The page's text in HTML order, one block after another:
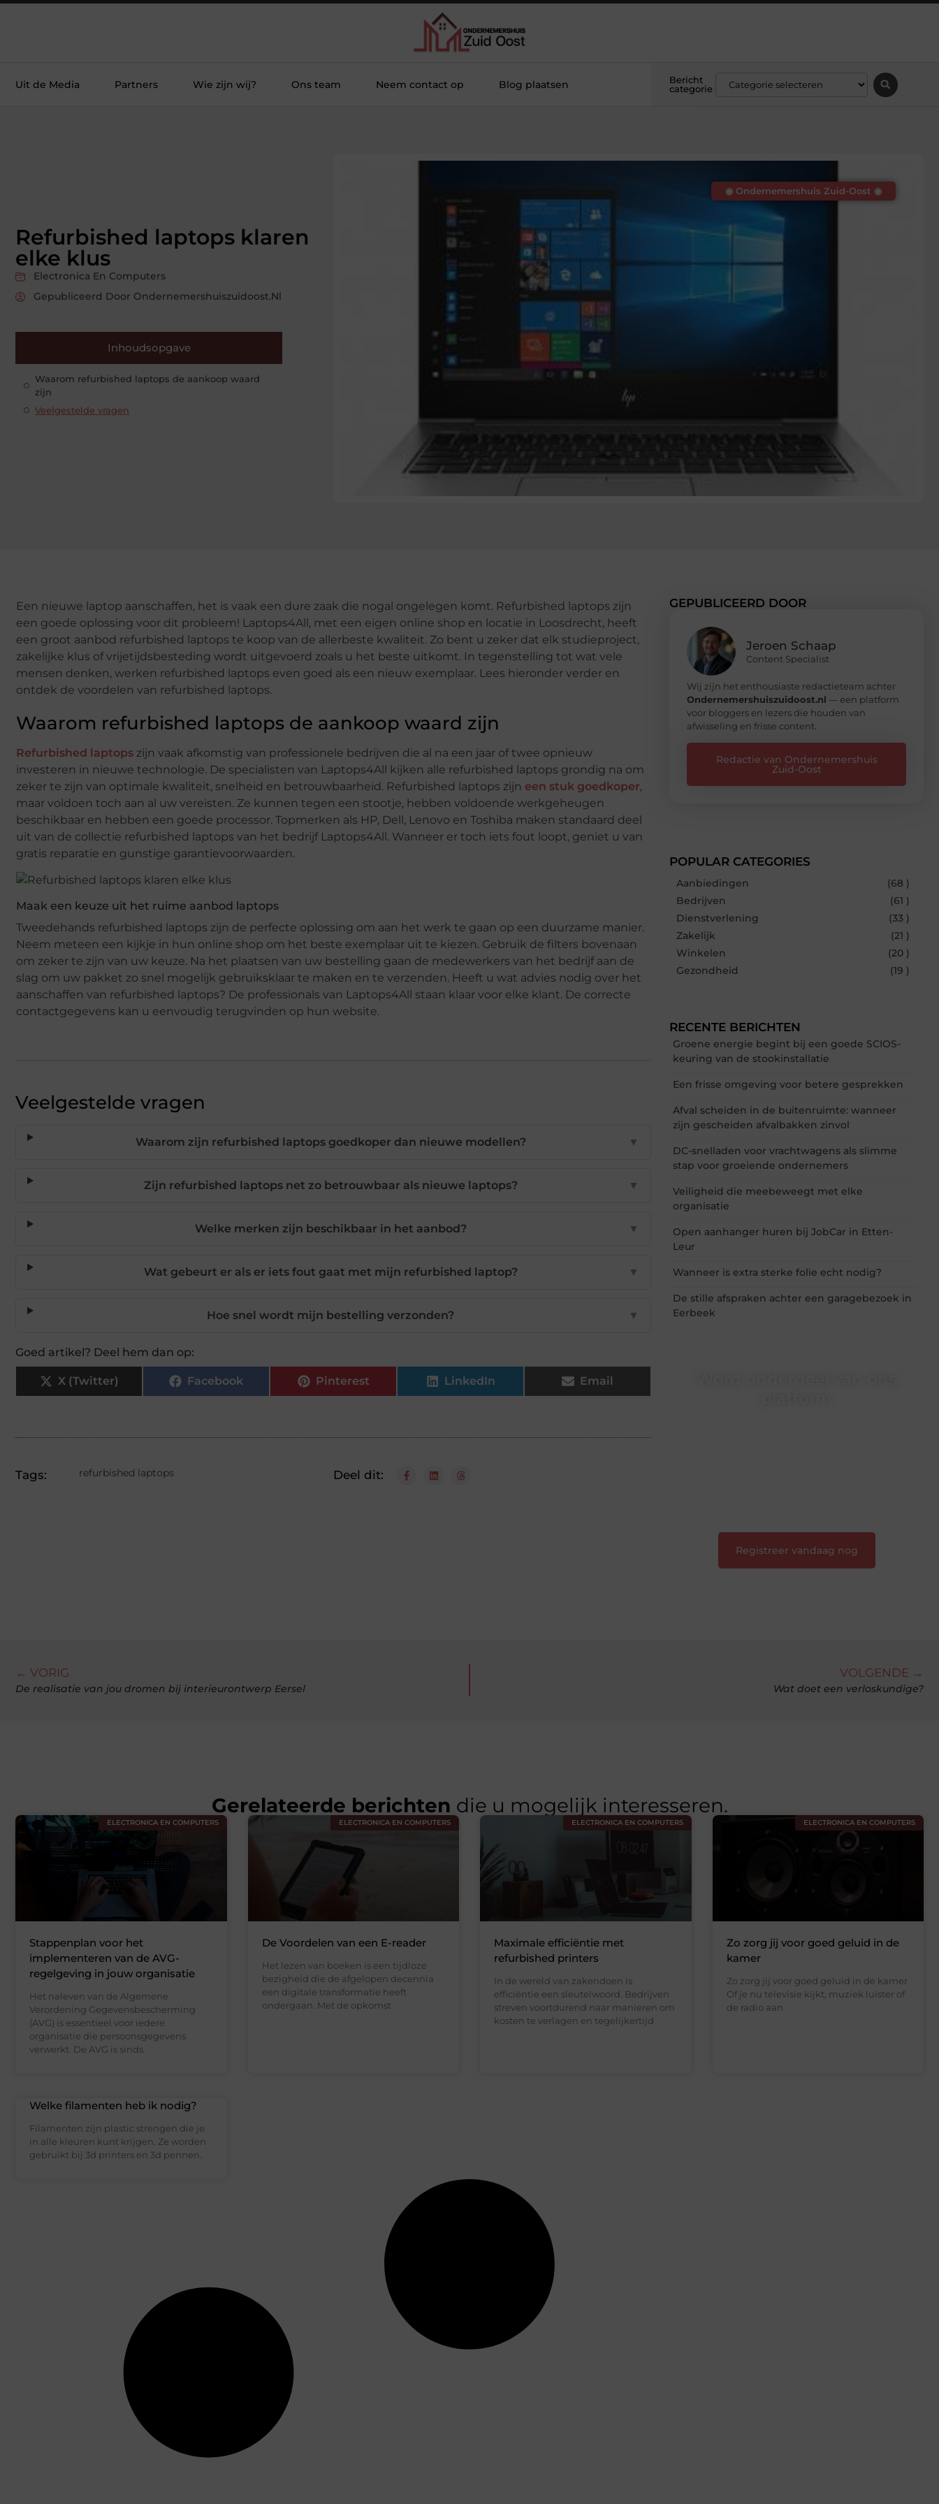
Uit de Media Partners Wie zijn wij? Ons team Neem contact op Blog plaatsen
Bericht
categorie
Refurbished laptops klaren
elke klus
Electronica En Computers
Gepubliceerd Door Ondernemershuiszuidoost.nl
Inhoudsopgave
Waarom refurbished laptops de aankoop waard
zijn
Veelgestelde vragen
◉ Ondernemershuis Zuid-Oost ◉
Een nieuwe laptop aanschaffen, het is vaak een dure zaak die nogal ongelegen komt. Refurbished laptops zijn
een goede oplossing voor dit probleem! Laptops4All, met een eigen online shop en locatie in Loosdrecht, heeft
een groot aanbod refurbished laptops te koop van de allerbeste kwaliteit. Zo bent u zeker dat elk studieproject,
zakelijke klus of vrijetijdsbesteding wordt uitgevoerd zoals u het beste uitkomt. In tegenstelling tot wat vele
mensen denken, werken refurbished laptops even goed als een nieuw exemplaar. Lees hieronder verder en
ontdek de voordelen van refurbished laptops.
Waarom refurbished laptops de aankoop waard zijn
Refurbished laptops zijn vaak afkomstig van professionele bedrijven die al na een jaar of twee opnieuw
investeren in nieuwe technologie. De specialisten van Laptops4All kijken alle refurbished laptops grondig na om
zeker te zijn van optimale kwaliteit, snelheid en betrouwbaarheid. Refurbished laptops zijn een stuk goedkoper,
maar voldoen toch aan al uw vereisten. Ze kunnen tegen een stootje, hebben voldoende werkgeheugen
beschikbaar en hebben een goede processor. Topmerken als HP, Dell, Lenovo en Toshiba maken standaard deel
uit van de collectie refurbished laptops van het bedrijf Laptops4All. Wanneer er toch iets fout loopt, geniet u van
gratis reparatie en gunstige garantievoorwaarden.
Maak een keuze uit het ruime aanbod laptops
Tweedehands refurbished laptops zijn de perfecte oplossing om aan het werk te gaan op een duurzame manier.
Neem meteen een kijkje in hun online shop om het beste exemplaar uit te kiezen. Gebruik de filters bovenaan
om zeker te zijn van uw keuze. Na het plaatsen van uw bestelling gaan de medewerkers van het bedrijf aan de
slag om uw pakket zo snel mogelijk gebruiksklaar te maken en te verzenden. Heeft u wat advies nodig over het
aanschaffen van refurbished laptops? De professionals van Laptops4All staan klaar voor elke klant. De correcte
contactgegevens kan u eenvoudig terugvinden op hun website.
Veelgestelde vragen
Waarom zijn refurbished laptops goedkoper dan nieuwe modellen? ▼
Zijn refurbished laptops net zo betrouwbaar als nieuwe laptops? ▼
Welke merken zijn beschikbaar in het aanbod? ▼
Wat gebeurt er als er iets fout gaat met mijn refurbished laptop? ▼
Hoe snel wordt mijn bestelling verzonden? ▼
Goed artikel? Deel hem dan op:
X (Twitter) Facebook Pinterest LinkedIn Email
Tags: refurbished laptops Deel dit:
GEPUBLICEERD DOOR
Jeroen Schaap
Content Specialist
Wij zijn het enthousiaste redactieteam achter
Ondernemershuiszuidoost.nl — een platform
voor bloggers en lezers die houden van
afwisseling en frisse content.
Redactie van Ondernemershuis
Zuid-Oost
POPULAR CATEGORIES
Aanbiedingen
(68 )
Bedrijven
(61 )
Dienstverlening
(33 )
Zakelijk
(21 )
Winkelen
(20 )
Gezondheid
(19 )
RECENTE BERICHTEN
Groene energie begint bij een goede SCIOS-
keuring van de stookinstallatie
Een frisse omgeving voor betere gesprekken
Afval scheiden in de buitenruimte: wanneer
zijn gescheiden afvalbakken zinvol
DC-snelladen voor vrachtwagens als slimme
stap voor groeiende ondernemers
Veiligheid die meebeweegt met elke
organisatie
Open aanhanger huren bij JobCar in Etten-
Leur
Wanneer is extra sterke folie echt nodig?
De stille afspraken achter een garagebezoek in
Eerbeek
Registreer vandaag nog
← VORIG
De realisatie van jou dromen bij interieurontwerp Eersel
VOLGENDE →
Wat doet een verloskundige?
Gerelateerde berichten die u mogelijk interesseren.
ELECTRONICA EN COMPUTERS
Stappenplan voor het
implementeren van de AVG-
regelgeving in jouw organisatie
Het naleven van de Algemene
Verordening Gegevensbescherming
(AVG) is essentieel voor iedere
organisatie die persoonsgegevens
verwerkt. De AVG is sinds
ELECTRONICA EN COMPUTERS
De Voordelen van een E-reader
Het lezen van boeken is een tijdloze
bezigheid die de afgelopen decennia
een digitale transformatie heeft
ondergaan. Met de opkomst
ELECTRONICA EN COMPUTERS
Maximale efficiëntie met
refurbished printers
In de wereld van zakendoen is
efficiëntie een sleutelwoord. Bedrijven
streven voortdurend naar manieren om
kosten te verlagen en tegelijkertijd
ELECTRONICA EN COMPUTERS
Zo zorg jij voor goed geluid in de
kamer
Zo zorg jij voor goed geluid in de kamer
Of je nu televisie kijkt, muziek luister of
de radio aan
Welke filamenten heb ik nodig?
Filamenten zijn plastic strengen die je
in alle kleuren kunt krijgen. Ze worden
gebruikt bij 3d printers en 3d pennen.